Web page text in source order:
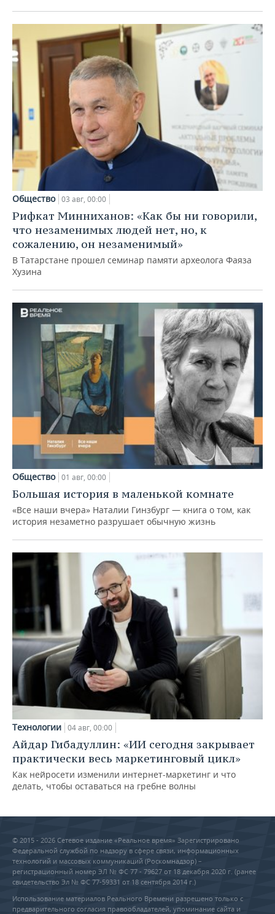
Общество 03 авг, 00:00
Рифкат Минниханов: «Как бы ни говорили,
что незаменимых людей нет, но, к
сожалению, он незаменимый»
В Татарстане прошел семинар памяти археолога Фаяза
Хузина
Общество 01 авг, 00:00
Большая история в маленькой комнате
«Все наши вчера» Наталии Гинзбург — книга о том, как
история незаметно разрушает обычную жизнь
Технологии 04 авг, 00:00
Айдар Гибадуллин: «ИИ сегодня закрывает
практически весь маркетинговый цикл»
Как нейросети изменили интернет-маркетинг и что
делать, чтобы оставаться на гребне волны
© 2015 - 2026 Сетевое издание «Реальное время» Зарегистрировано
Федеральной службой по надзору в сфере связи, информационных
технологий и массовых коммуникаций (Роскомнадзор) –
регистрационный номер ЭЛ № ФС 77 - 79627 от 18 декабря 2020 г. (ранее
свидетельство Эл № ФС 77-59331 от 18 сентября 2014 г.)
Использование материалов Реального Времени разрешено только с
предварительного согласия правообладателей, упоминание сайта и